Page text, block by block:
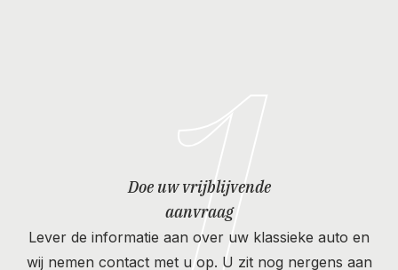
1
Doe uw vrijblijvende
aanvraag
Lever de informatie aan over uw klassieke auto en
wij nemen contact met u op. U zit nog nergens aan